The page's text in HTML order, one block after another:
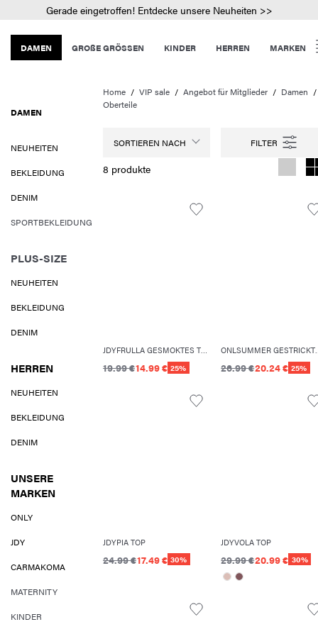
Gerade eingetroffen! Entdecke unsere Neuheiten >>
DAMEN GROßE GRÖSSEN KINDER HERREN MARKEN
DAMEN
NEUHEITEN
BEKLEIDUNG
DENIM
SPORTBEKLEIDUNG
PLUS-SIZE
NEUHEITEN
BEKLEIDUNG
DENIM
HERREN
NEUHEITEN
BEKLEIDUNG
DENIM
UNSERE
MARKEN
ONLY
JDY
CARMAKOMA
MATERNITY
KINDER
Home VIP sale Angebot für Mitglieder
Damen
Oberteile
SORTIEREN NACH
8 produkte
JDYFRULLA GESMOKTES TOP
19.99 €14.99 € 25% 26.99 €20.24 € 25%
JDYPIA TOP
24.99 €17.49 € 30%
JDYVOLA TOP
29.99 €20.99 € 30%